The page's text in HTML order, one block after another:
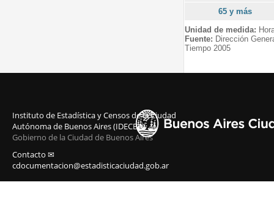
65 y más
Unidad de medida:
Fuente: Dirección
Tiempo 2005
Instituto de Estadística y Censos de la Ciudad
Autónoma de Buenos Aires (IDECBA)
Gobierno de la Ciudad de Buenos Aires
Contacto ✉
cdocumentacion@estadisticaciudad.gob.ar